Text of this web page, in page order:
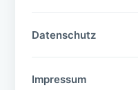
Datenschutz
Impressum